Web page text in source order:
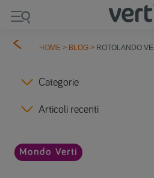
HOME> BLOG> ROTOLANDO
Categorie
Articoli recenti
Mondo Verti